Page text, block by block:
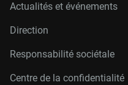
Actualités et événements
Direction
Responsabilité sociétale
Centre de la confidentialité